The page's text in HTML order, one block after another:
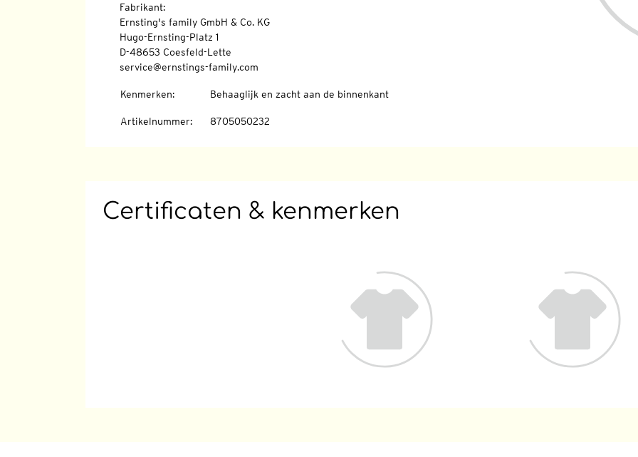
Fabrikant:
Ernsting's family GmbH & Co. KG
Hugo-Ernsting-Platz 1
D-48653 Coesfeld-Lette
service@ernstings-family.com
Kenmerken: Behaaglijk en zacht aan de binnenkant
Artikelnummer: 8705050232
Certificaten & kenmerken